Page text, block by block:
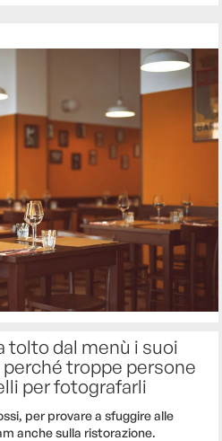
tolto dal menù i suoi
troppe persone
per fotografarli
per provare a sfuggire alle
anche sulla ristorazione.